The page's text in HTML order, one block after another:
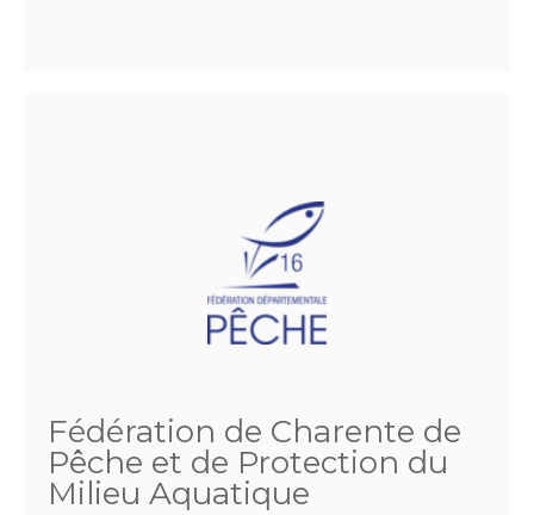
Fédération de Charente de
Pêche et de Protection du
Milieu Aquatique